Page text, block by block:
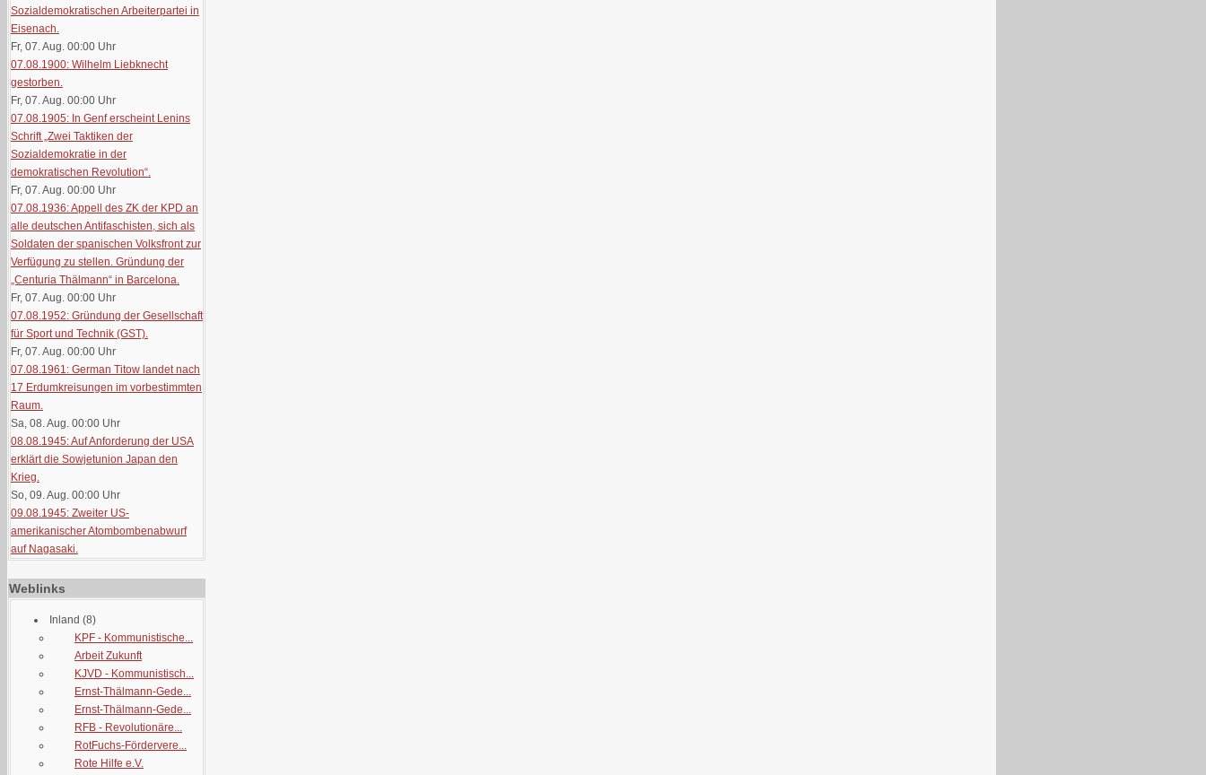
Sozialdemokratischen Arbeiterpartei in
Eisenach.
Fr, 07. Aug. 00:00 Uhr
07.08.1900: Wilhelm Liebknecht
gestorben.
Fr, 07. Aug. 00:00 Uhr
07.08.1905: In Genf erscheint Lenins
Schrift „Zwei Taktiken der
Sozialdemokratie in der
demokratischen Revolution“.
Fr, 07. Aug. 00:00 Uhr
07.08.1936: Appell des ZK der KPD an
alle deutschen Antifaschisten, sich als
Soldaten der spanischen Volksfront zur
Verfügung zu stellen. Gründung der
„Centuria Thälmann“ in Barcelona.
Fr, 07. Aug. 00:00 Uhr
07.08.1952: Gründung der Gesellschaft
für Sport und Technik (GST).
Fr, 07. Aug. 00:00 Uhr
07.08.1961: German Titow landet nach
17 Erdumkreisungen im vorbestimmten
Raum.
Sa, 08. Aug. 00:00 Uhr
08.08.1945: Auf Anforderung der USA
erklärt die Sowjetunion Japan den
Krieg.
So, 09. Aug. 00:00 Uhr
09.08.1945: Zweiter US-
amerikanischer Atombombenabwurf
auf Nagasaki.
Weblinks
Inland (8)
KPF - Kommunistische...
Arbeit Zukunft
KJVD - Kommunistisch...
Ernst-Thälmann-Gede...
Ernst-Thälmann-Gede...
RFB - Revolutionäre...
RotFuchs-Fördervere...
Rote Hilfe e.V.